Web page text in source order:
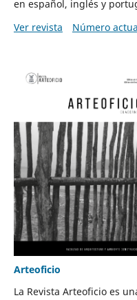
en español, inglés y
Ver revista
Número
Arteoficio
La Revista Arteoficio es